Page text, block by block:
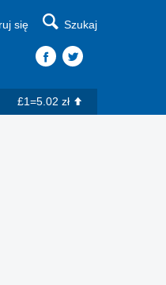
się Szukaj
£1=5.02 zł